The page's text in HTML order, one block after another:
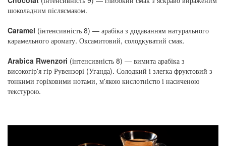
шоколадним післясмаком.
Caramel (інтенсивність 8) — арабіка з додаванням натурального
карамельного аромату. Оксамитовий, солодкуватий смак.
Arabica Rwenzori (інтенсивність 8) — вимита арабіка з
високогір'я гір Рувензорі (Уганда). Солодкий і злегка фруктовий з
тонкими горіховими нотами, м'якою кислотністю і насиченою
текстурою.